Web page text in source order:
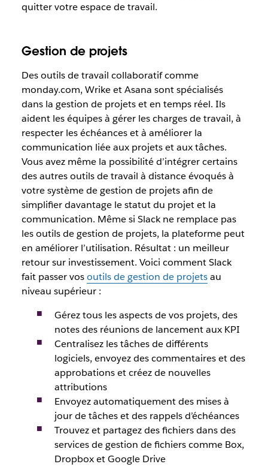
quitter votre espace de travail.
Gestion de projets
Des outils de travail collaboratif comme
monday.com, Wrike et Asana sont spécialisés
dans la gestion de projets et en temps réel. Ils
aident les équipes à gérer les charges de travail, à
respecter les échéances et à améliorer la
communication liée aux projets et aux tâches.
Vous avez même la possibilité d’intégrer certains
des autres outils de travail à distance évoqués à
votre système de gestion de projets afin de
simplifier davantage le statut du projet et la
communication. Même si Slack ne remplace pas
les outils de gestion de projets, la plateforme peut
en améliorer l’utilisation. Résultat : un meilleur
retour sur investissement. Voici comment Slack
fait passer vosoutils de gestion de projetsau
niveau supérieur :
Gérez tous les aspects de vos projets, des
notes des réunions de lancement aux KPI
Centralisez les tâches de différents
logiciels, envoyez des commentaires et des
approbations et créez de nouvelles
attributions
Envoyez automatiquement des mises à
jour de tâches et des rappels d’échéances
Trouvez et partagez des fichiers dans des
services de gestion de fichiers comme Box,
Dropbox et Google Drive